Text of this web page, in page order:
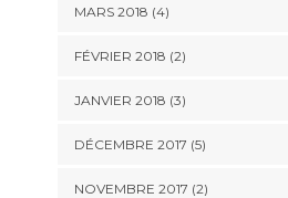
MARS 2018 (4)
FÉVRIER 2018 (2)
JANVIER 2018 (3)
DÉCEMBRE 2017 (5)
NOVEMBRE 2017 (2)